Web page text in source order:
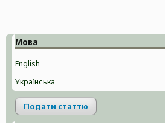
Мова
English
Українська
Подати статтю